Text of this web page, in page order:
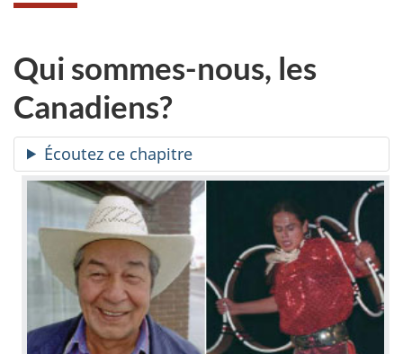
Qui sommes-nous, les
Canadiens?
Écoutez ce chapitre